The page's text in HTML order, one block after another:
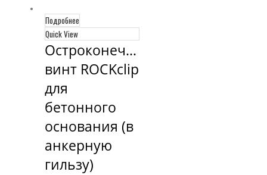
Подробнее
Quick View
Остроконечный
винт ROCKclip
для
бетонного
основания (в
анкерную
гильзу)